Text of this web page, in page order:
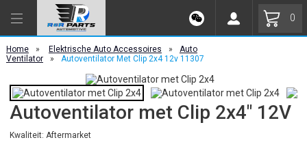
0
Home » Elektrische Auto Accessoires »
Auto
Ventilator
» Autoventilator Met Clip 2x4 12v 11307
Autoventilator met Clip 2x4" 12V
Kwaliteit: Aftermarket